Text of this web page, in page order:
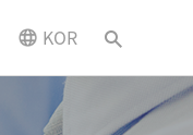
KOR